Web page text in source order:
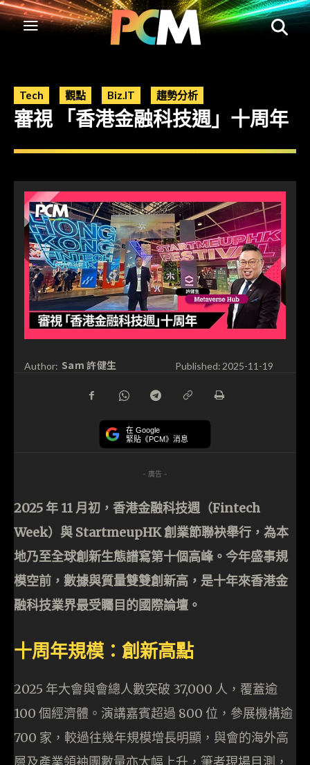
Tech 觀點 Biz.IT 趨勢分析
審視 「香港金融科技週」十周年
Author: Sam 許健生 Published: 2025-11-19
在 Google
緊貼《PCM》消息
- 廣告 -
2025 年 11 月初，香港金融科技週（Fintech
Week）與 StartmeupHK 創業節聯袂舉行，為本
地乃至全球創新生態譜寫第十個高峰。今年盛事規
模空前，數據與質量雙雙創新高，是十年來香港金
融科技業界最受矚目的國際論壇。
十周年規模：創新高點
2025 年大會與會總人數突破 37,000 人，覆蓋逾
100 個經濟體。演講嘉賓超過 800 位，參展機構逾
700 家，較過往幾年規模增長明顯，與會的海外高